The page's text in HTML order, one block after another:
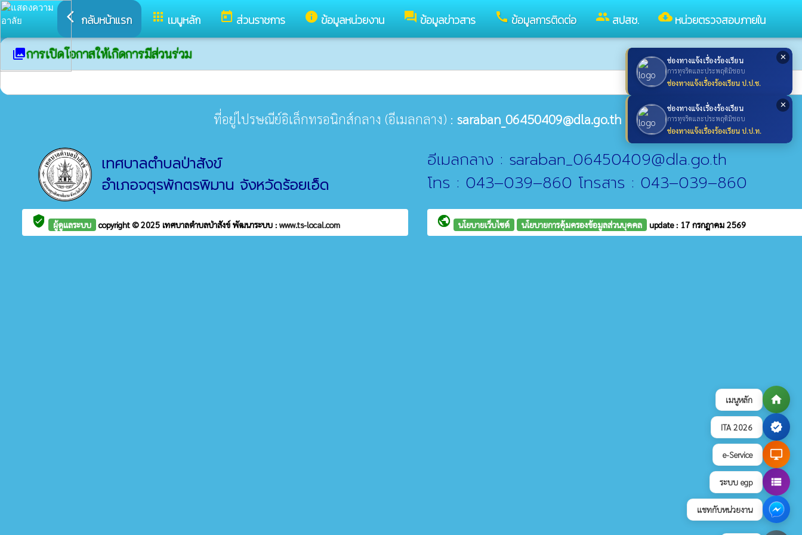
เมนูหลัก home
ITA 2026 verified
e-Service desktop_windows
ระบบ egp view_list
แชทกับหน่วยงาน
✕
ช่องทางแจ้งเรื่องร้องเรียน
การทุจริตและประพฤติมิชอบ
ช่องทางแจ้งเรื่องร้องเรียน ป.ป.ช.
✕
ช่องทางแจ้งเรื่องร้องเรียน
การทุจริตและประพฤติมิชอบ
ช่องทางแจ้งเรื่องร้องเรียน ป.ป.ท.
arrow_back_ios กลับหน้าแรก apps เมนูหลัก today ส่วนราชการ info ข้อมูลหน่วยงาน forum ข้อมูลข่าวสาร call ข้อมูลการติดต่อ group สปสช. cloud_download หน่วยตรวจสอบภายใน
collectionsการเปิดโอกาสให้เกิดการมีส่วนร่วม
ที่อยู่ไปรษณีย์อิเล็กทรอนิกส์กลาง (อีเมลกลาง) : saraban_06450409@dla.go.th
เทศบาลตำบลป่าสังข์
อำเภอจตุรพักตรพิมาน จังหวัดร้อยเอ็ด
อีเมลกลาง : saraban_06450409@dla.go.th
โทร : 043–039–860 โทรสาร : 043–039–860
verified_user ผู้ดูแลระบบ copyright © 2025 เทศบาลตำบลป่าสังข์พัฒนาระบบ : www.ts-local.com public นโยบายเว็บไซต์ นโยบายการคุ้มครองข้อมูลส่วนบุคคล update : 17 กรกฎาคม 2569